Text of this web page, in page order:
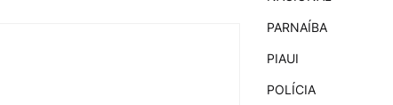
PARNAÍBA
PIAUI
POLÍCIA